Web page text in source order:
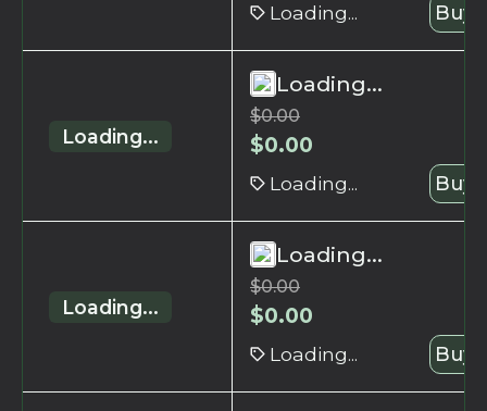
Loading... Buy
Loading...
Loading...
$0.00
$0.00
Loading... Buy
Loading...
Loading...
$0.00
$0.00
Loading... Buy